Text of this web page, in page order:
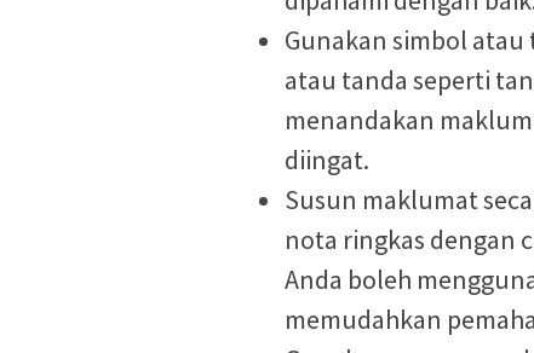
Gunakan simbol
atau tanda seperti
menandakan
diingat.
Susun maklumat
nota ringkas dengan
Anda boleh
memudahkan